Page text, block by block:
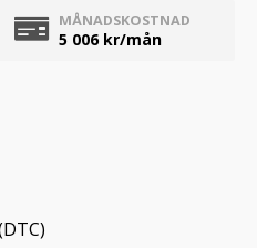
MÅNADSKOSTNAD
5 006kr/mån